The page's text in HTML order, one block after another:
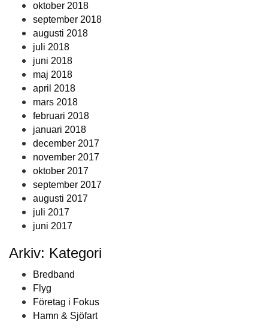
oktober 2018
september 2018
augusti 2018
juli 2018
juni 2018
maj 2018
april 2018
mars 2018
februari 2018
januari 2018
december 2017
november 2017
oktober 2017
september 2017
augusti 2017
juli 2017
juni 2017
Arkiv: Kategori
Bredband
Flyg
Företag i Fokus
Hamn & Sjöfart